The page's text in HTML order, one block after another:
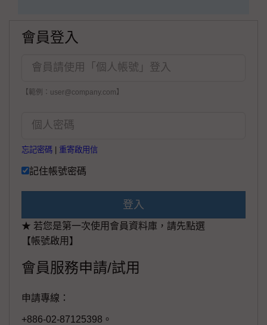
會員登入
【範例：user@company.com】
忘記密碼 重寄啟用信
記住帳號密碼
登入
★ 若您是第一次使用會員資料庫，請先點選
【帳號啟用】
會員服務申請/試用
申請專線：
+886-02-87125398。